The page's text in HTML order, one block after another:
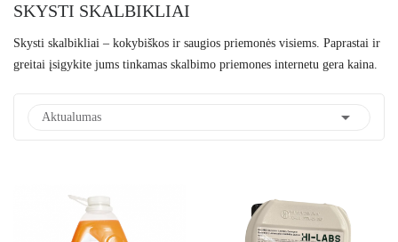
SKYSTI SKALBIKLIAI
Skysti skalbikliai – kokybiškos ir saugios priemonės visiems. Paprastai ir
greitai įsigykite jums tinkamas skalbimo priemones internetu gera kaina.
Aktualumas 